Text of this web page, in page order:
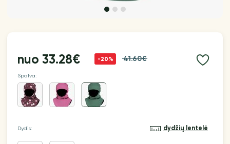
nuo33.28€ -20% 41.60€
Spalva:
Dydis: dydžių lentelė